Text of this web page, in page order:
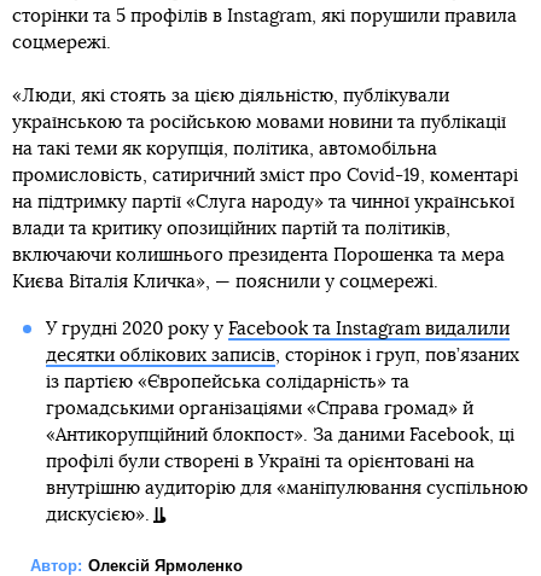
сторінки та 5 профілів в Instagram, які порушили правила
соцмережі.
«Люди, які стоять за цією діяльністю, публікували
українською та російською мовами новини та публікації
на такі теми як корупція, політика, автомобільна
промисловість, сатиричний зміст про Covid-19, коментарі
на підтримку партії «Слуга народу» та чинної української
влади та критику опозиційних партій та політиків,
включаючи колишнього президента Порошенка та мера
Києва Віталія Кличка», — пояснили у соцмережі.
У грудні 2020 року у Facebook та Instagram видалили
десятки облікових записів, сторінок і груп, пов’язаних
із партією «Європейська солідарність» та
громадськими організаціями «Справа громад» й
«Антикорупційний блокпост». За даними Facebook, ці
профілі були створені в Україні та орієнтовані на
внутрішню аудиторію для «маніпулювання суспільною
дискусією».
Автор: Олексій Ярмоленко